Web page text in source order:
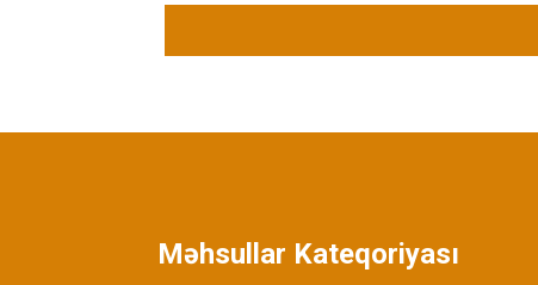
Məhsullar Kateqoriyası